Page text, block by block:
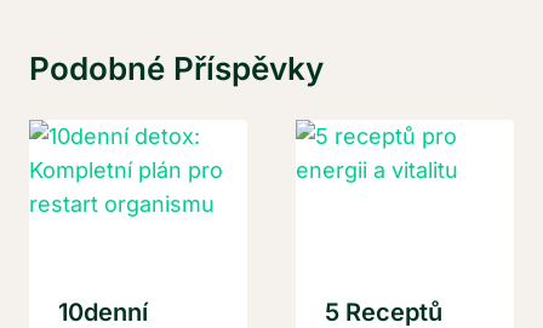
Podobné Příspěvky
10denní
5 Receptů